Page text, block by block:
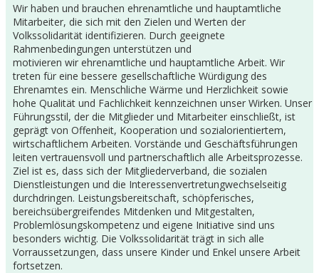
Wir haben und brauchen ehrenamtliche und hauptamtliche
Mitarbeiter, die sich mit den Zielen und Werten der
Volkssolidarität identifizieren. Durch geeignete
Rahmenbedingungen unterstützen und
motivieren wir ehrenamtliche und hauptamtliche Arbeit. Wir
treten für eine bessere gesellschaftliche Würdigung des
Ehrenamtes ein. Menschliche Wärme und Herzlichkeit sowie
hohe Qualität und Fachlichkeit kennzeichnen unser Wirken. Unser
Führungsstil, der die Mitglieder und Mitarbeiter einschließt, ist
geprägt von Offenheit, Kooperation und sozialorientiertem,
wirtschaftlichem Arbeiten. Vorstände und Geschäftsführungen
leiten vertrauensvoll und partnerschaftlich alle Arbeitsprozesse.
Ziel ist es, dass sich der Mitgliederverband, die sozialen
Dienstleistungen und die Interessenvertretungwechselseitig
durchdringen. Leistungsbereitschaft, schöpferisches,
bereichsübergreifendes Mitdenken und Mitgestalten,
Problemlösungskompetenz und eigene Initiative sind uns
besonders wichtig. Die Volkssolidarität trägt in sich alle
Vorraussetzungen, dass unsere Kinder und Enkel unsere Arbeit
fortsetzen.